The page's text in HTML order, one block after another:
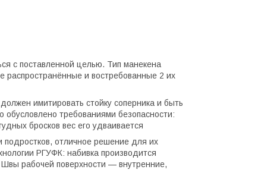
с поставленной целью. Тип манекена
распространённые и востребованные 2 их
имитировать стойку соперника и быть
требованиями безопасности:
бросков вес его удваивается
отличное решение для их
РГУФК: набивка производится
рабочей поверхности — внутренние,